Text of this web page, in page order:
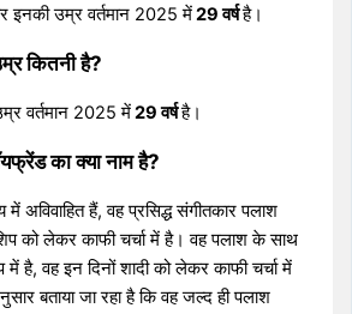
इनकी उम्र वर्तमान 2025 में29 वर्षहै।
कितनी है?
वर्तमान 2025 में29 वर्षहै।
का क्या नाम है?
अविवाहित हैं, वह प्रसिद्ध संगीतकार पलाश
को लेकर काफी चर्चा में है। वह पलाश के साथ
है, वह इन दिनों शादी को लेकर काफी चर्चा में
बताया जा रहा है कि वह जल्द ही पलाश